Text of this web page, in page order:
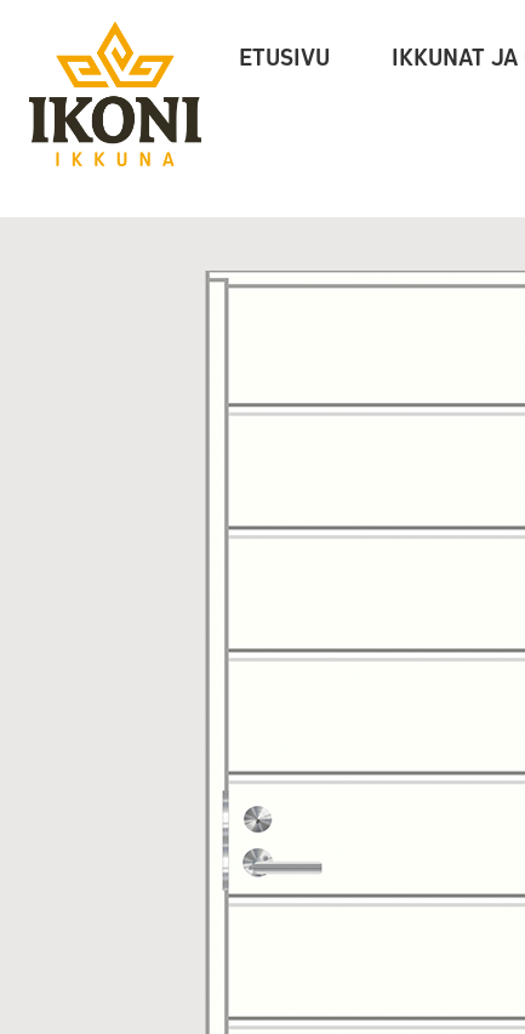
Ikoni
Ikkuna
ETUSIVU IKKUNAT JA